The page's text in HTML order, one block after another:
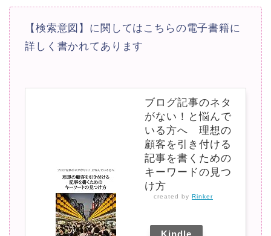
【検索意図】に関してはこちらの電子書籍に
詳しく書かれてあります
ブログ記事のネタ
がない！と悩んで
いる方へ 理想の
顧客を引き付ける
記事を書くための
キーワードの見つ
け方
created by Rinker